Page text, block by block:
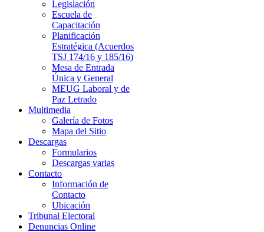
Legislación
Escuela de
Capacitación
Planificación
Estratégica (Acuerdos
TSJ 174/16 y 185/16)
Mesa de Entrada
Única y General
MEUG Laboral y de
Paz Letrado
Multimedia
Galería de Fotos
Mapa del Sitio
Descargas
Formularios
Descargas varias
Contacto
Información de
Contacto
Ubicación
Tribunal Electoral
Denuncias Online